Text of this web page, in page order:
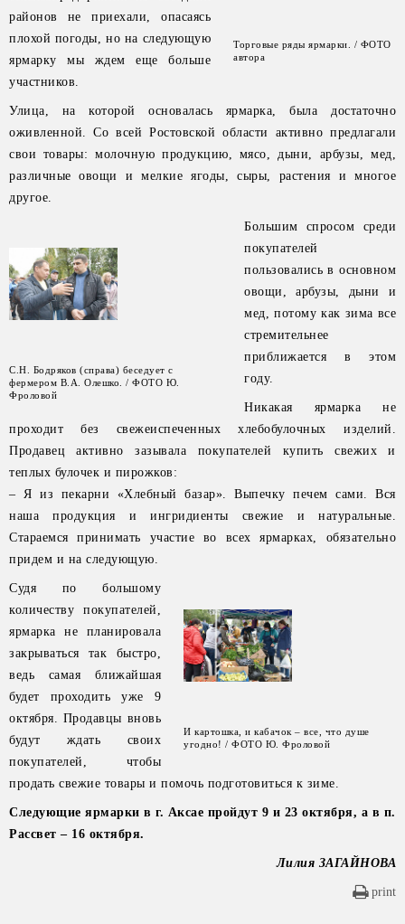
Торговые ряды ярмарки. / ФОТО
автора
районов не приехали, опасаясь
плохой погоды, но на следующую
ярмарку мы ждем еще больше
участников.
Улица, на которой основалась ярмарка, была достаточно
оживленной. Со всей Ростовской области активно предлагали
свои товары: молочную продукцию, мясо, дыни, арбузы, мед,
различные овощи и мелкие ягоды, сыры, растения и многое
другое.
С.Н. Бодряков (справа) беседует с
фермером В.А. Олешко. / ФОТО Ю.
Фроловой
Большим спросом среди
покупателей
пользовались в основном
овощи, арбузы, дыни и
мед, потому как зима все
стремительнее
приближается в этом
году.
Никакая ярмарка не
проходит без свежеиспеченных хлебобулочных изделий.
Продавец активно зазывала покупателей купить свежих и
теплых булочек и пирожков:
– Я из пекарни «Хлебный базар». Выпечку печем сами. Вся
наша продукция и ингридиенты свежие и натуральные.
Стараемся принимать участие во всех ярмарках, обязательно
придем и на следующую.
И картошка, и кабачок – все, что душе
угодно! / ФОТО Ю. Фроловой
Судя по большому
количеству покупателей,
ярмарка не планировала
закрываться так быстро,
ведь самая ближайшая
будет проходить уже 9
октября. Продавцы вновь
будут ждать своих
покупателей, чтобы
продать свежие товары и помочь подготовиться к зиме.
Следующие ярмарки в г. Аксае пройдут 9 и 23 октября, а в п.
Рассвет – 16 октября.
Лилия ЗАГАЙНОВА
print